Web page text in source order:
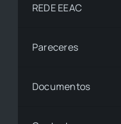
REDE EEAC
Pareceres
Documentos